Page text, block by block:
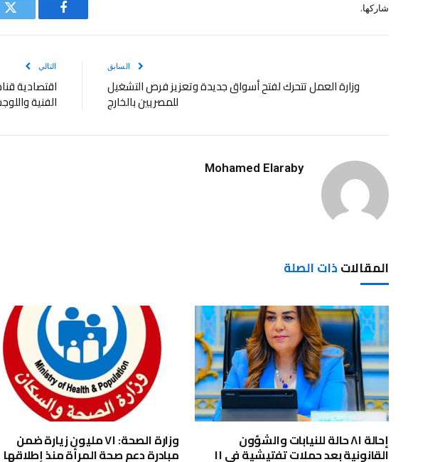
شاركها.
فيسبوك
السابق
وزارة العمل تتحرك لفتح أسواق جديدة وتعزيز فرص التشغيل
للمصريين بالخارج
التالي
اقتصادية
الفنية
Mohamed Elaraby
المقالاتذات الصلة
إحالة ٨١ حالة للنيابات والشؤون
القانونية بعد حملات تفتيشية في ١١
وزارة الصحة: ٧١ مليون زيارة ضمن
مبادرة دعم صحة المرأة منذ إطلاقها